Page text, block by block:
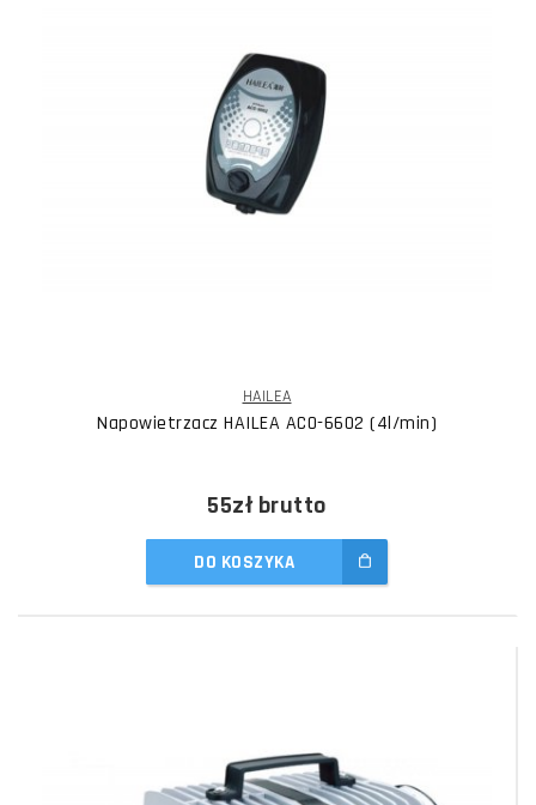
HAILEA
Napowietrzacz HAILEA ACO-6602 (4l/min)
55złbrutto
DO KOSZYKA